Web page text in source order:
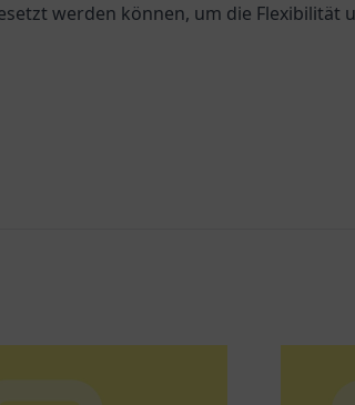
werden können, um die Flexibilität